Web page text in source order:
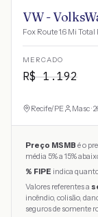
VW -
Fox Route 1.6 Mi Total
MERCADO
R$1.192
Recife/PE Masc ·
Preço MSMB é o
média 5% a 15%
% FIPE indica
Valores referentes a
incêndio, colisão,
seguros de somente